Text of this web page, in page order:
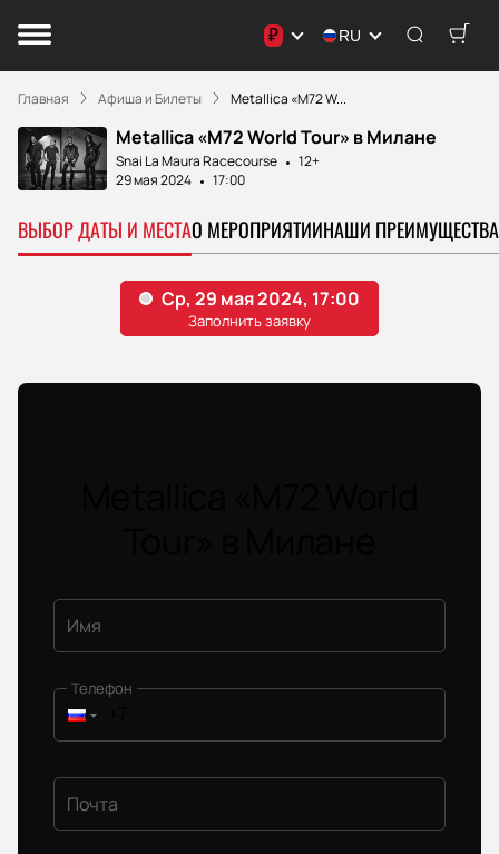
₽ RU
Главная Афиша и Билеты Metallica «M72 W...
Metallica «M72 World Tour» в Милане
Snai La Maura Racecourse
12+
29 мая 2024
17:00
ВЫБОР ДАТЫ И МЕСТАО МЕРОПРИЯТИИНАШИ ПРЕИМУЩЕСТВА
Имя
Телефон
Почта